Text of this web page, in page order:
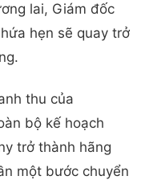
lai, Giám đốc
hẹn sẽ quay trở
thu của
bộ kế hoạch
trở thành hãng
một bước chuyển